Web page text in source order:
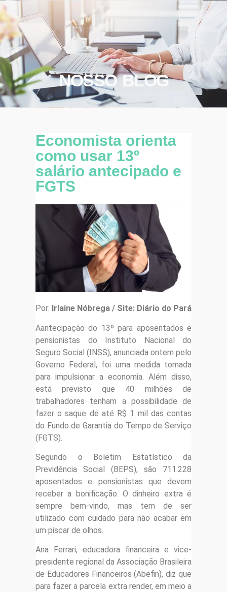
NOSSO BLOG
Economista orienta
como usar 13º
salário antecipado e
FGTS
Por: Irlaine Nóbrega / Site: Diário do Pará
Aantecipação do 13º para aposentados e
pensionistas do Instituto Nacional do
Seguro Social (INSS), anunciada ontem pelo
Governo Federal, foi uma medida tomada
para impulsionar a economia. Além disso,
está previsto que 40 milhões de
trabalhadores tenham a possibilidade de
fazer o saque de até R$ 1 mil das contas
do Fundo de Garantia do Tempo de Serviço
(FGTS).
Segundo o Boletim Estatístico da
Previdência Social (BEPS), são 711.228
aposentados e pensionistas que devem
receber a bonificação. O dinheiro extra é
sempre bem-vindo, mas tem de ser
utilizado com cuidado para não acabar em
um piscar de olhos.
Ana Ferrari, educadora financeira e vice-
presidente regional da Associação Brasileira
de Educadores Financeiros (Abefin), diz que
para fazer a parcela extra render, em meio a